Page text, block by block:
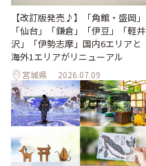
【改訂版発売♪】「角館・盛岡」
「仙台」「鎌倉」「伊豆」「軽井
沢」「伊勢志摩」国内6エリアと
海外1エリアがリニューアル
宮城県 2026.07.09